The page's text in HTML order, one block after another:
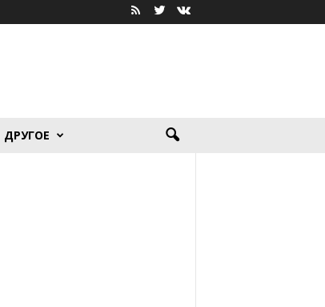
ДРУГОЕ